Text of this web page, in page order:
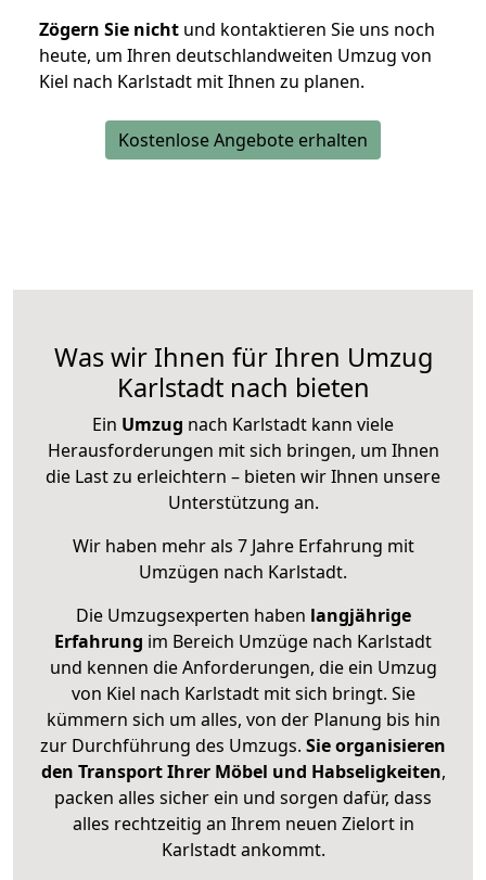
Zögern Sie nicht und kontaktieren Sie uns noch
heute, um Ihren deutschlandweiten Umzug von
Kiel nach Karlstadt mit Ihnen zu planen.
Kostenlose Angebote erhalten
Was wir Ihnen für Ihren Umzug
Karlstadt nach bieten
Ein Umzug nach Karlstadt kann viele
Herausforderungen mit sich bringen, um Ihnen
die Last zu erleichtern – bieten wir Ihnen unsere
Unterstützung an.
Wir haben mehr als 7 Jahre Erfahrung mit
Umzügen nach Karlstadt.
Die Umzugsexperten haben langjährige
Erfahrung im Bereich Umzüge nach Karlstadt
und kennen die Anforderungen, die ein Umzug
von Kiel nach Karlstadt mit sich bringt. Sie
kümmern sich um alles, von der Planung bis hin
zur Durchführung des Umzugs. Sie organisieren
den Transport Ihrer Möbel und Habseligkeiten,
packen alles sicher ein und sorgen dafür, dass
alles rechtzeitig an Ihrem neuen Zielort in
Karlstadt ankommt.